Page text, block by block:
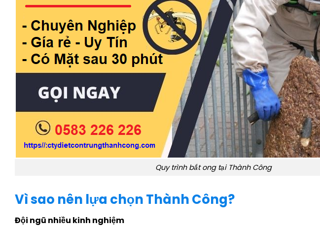
Quy trình bắt ong tại Thành Công
Vì sao nên lựa chọn Thành Công?
Đội ngũ nhiều kinh nghiệm